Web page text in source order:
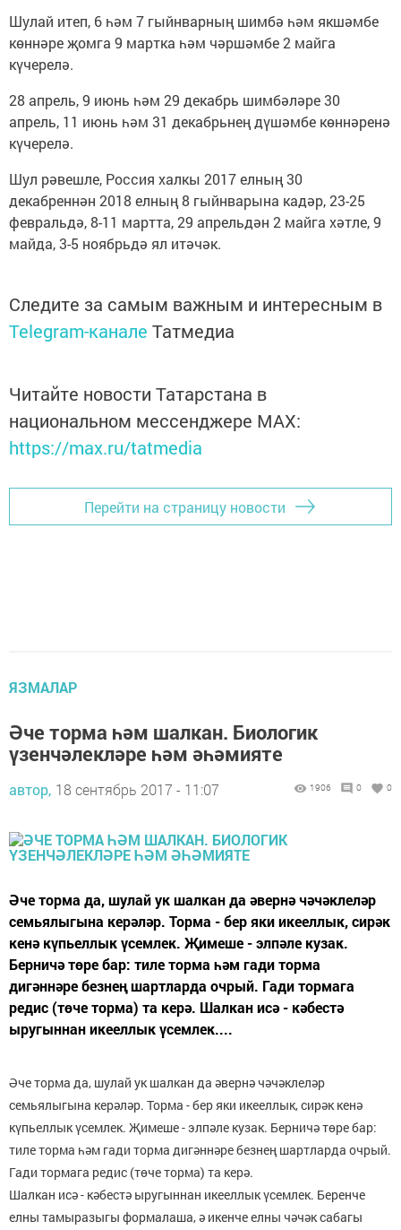
Шулай итеп, 6 һәм 7 гыйнварның шимбә һәм якшәмбе
көннәре җомга 9 мартка һәм чәршәмбе 2 майга
күчерелә.
28 апрель, 9 июнь һәм 29 декабрь шимбәләре 30
апрель, 11 июнь һәм 31 декабрьнең дүшәмбе көннәренә
күчерелә.
Шул рәвешле, Россия халкы 2017 елның 30
декабреннән 2018 елның 8 гыйнварына кадәр, 23-25
февральдә, 8-11 мартта, 29 апрельдән 2 майга хәтле, 9
майда, 3-5 ноябрьдә ял итәчәк.
Следите за самым важным и интересным в
Telegram-канале Татмедиа
Читайте новости Татарстана в
национальном мессенджере MАХ:
https://max.ru/tatmedia
Перейти на страницу новости
ЯЗМАЛАР
Әче торма һәм шалкан. Биологик
үзенчәлекләре һәм әһәмияте
автор, 18 сентябрь 2017 - 11:07 1906 0 0
Әче торма да, шулай ук шалкан да әвернә чәчәклеләр
семьялыгына керәләр. Торма - бер яки икееллык, сирәк
кенә күпьеллык үсемлек. Җи­меше - элпәле кузак.
Берничә төре бар: тиле торма һәм гади торма
дигәннәре безнең шартларда очрый. Гади тормага
редис (төче торма) та керә. Шалкан исә - кәбестә
ыругыннан икееллык үсемлек....
Әче торма да, шулай ук шалкан да әвернә чәчәклеләр
семьялыгына керәләр. Торма - бер яки икееллык, сирәк кенә
күпьеллык үсемлек. Җи­меше - элпәле кузак. Берничә төре бар:
тиле торма һәм гади торма дигәннәре безнең шартларда очрый.
Гади тормага редис (төче торма) та керә.
Шалкан исә - кәбестә ыругыннан икееллык үсемлек. Беренче
елны та­мыразыгы формалаша, ә икенче ел­ны чәчәк сабагы